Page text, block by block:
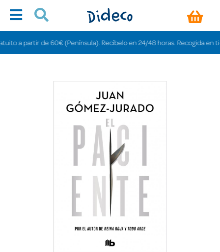
a partir de 60€ (Península). Recíbelo en 24/48 horas. Recogida en